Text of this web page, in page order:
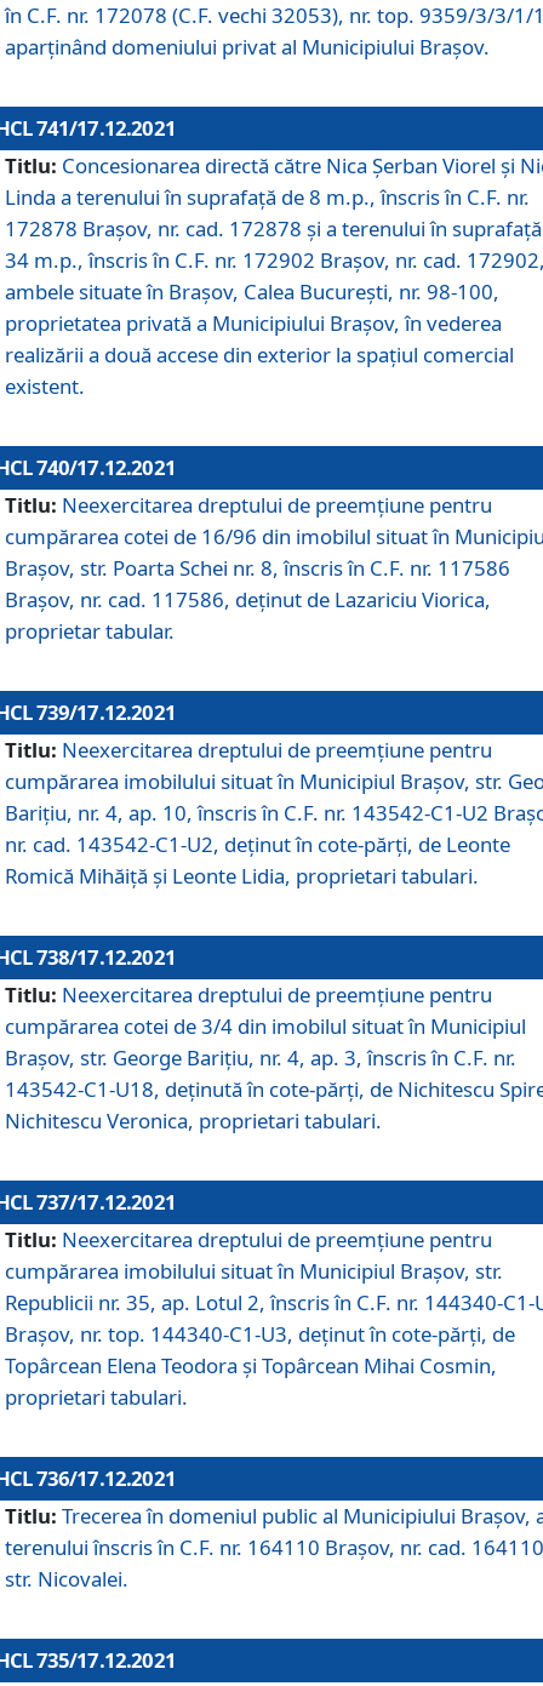
în C.F. nr. 172078 (C.F. vechi 32053), nr. top. 9359/3/3/1/
aparținând domeniului privat al Municipiului Brașov.
741/17.12.2021
Titlu: Concesionarea directă către Nica Șerban Viorel și
Linda a terenului în suprafață de 8 m.p., înscris în C.F. nr.
172878 Brașov, nr. cad. 172878 și a terenului în
34 m.p., înscris în C.F. nr. 172902 Brașov, nr. cad.
ambele situate în Brașov, Calea București, nr. 98-100,
proprietatea privată a Municipiului Brașov, în vederea
realizării a două accese din exterior la spațiul comercial
existent.
740/17.12.2021
Titlu: Neexercitarea dreptului de preemţiune pentru
cumpărarea cotei de 16/96 din imobilul situat în
Braşov, str. Poarta Schei nr. 8, înscris în C.F. nr. 117586
Brașov, nr. cad. 117586, deținut de Lazariciu Viorica,
proprietar tabular.
739/17.12.2021
Titlu: Neexercitarea dreptului de preemţiune pentru
cumpărarea imobilului situat în Municipiul Braşov, str.
Barițiu, nr. 4, ap. 10, înscris în C.F. nr. 143542-C1-U2
nr. cad. 143542-C1-U2, deținut în cote-părți, de Leonte
Romică Mihăiță și Leonte Lidia, proprietari tabulari.
738/17.12.2021
Titlu: Neexercitarea dreptului de preemţiune pentru
cumpărarea cotei de 3/4 din imobilul situat în Municipiul
Braşov, str. George Barițiu, nr. 4, ap. 3, înscris în C.F. nr.
143542-C1-U18, deținută în cote-părți, de Nichitescu
Nichitescu Veronica, proprietari tabulari.
737/17.12.2021
Titlu: Neexercitarea dreptului de preemţiune pentru
cumpărarea imobilului situat în Municipiul Braşov, str.
Republicii nr. 35, ap. Lotul 2, înscris în C.F. nr. 144340-C1-
Brașov, nr. top. 144340-C1-U3, deținut în cote-părți, de
Topârcean Elena Teodora și Topârcean Mihai Cosmin,
proprietari tabulari.
736/17.12.2021
Titlu: Trecerea în domeniul public al Municipiului Braşov,
terenului înscris în C.F. nr. 164110 Brașov, nr. cad.
str. Nicovalei.
735/17.12.2021